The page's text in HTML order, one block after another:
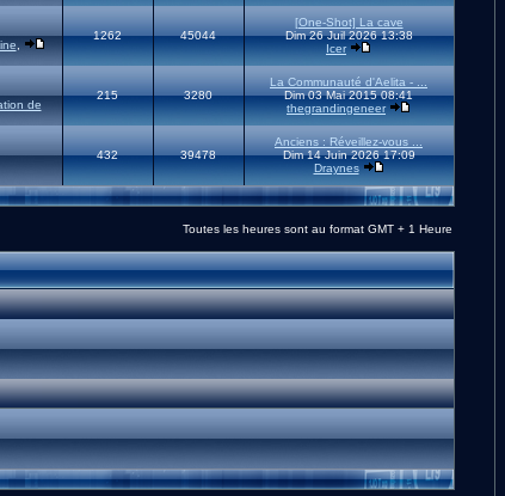
1262 45044
[One-Shot] La cave
Dim 26 Juil 2026 13:38
Icer
de
215 3280
La Communauté d'Aelita - ...
Dim 03 Mai 2015 08:41
thegrandingeneer
432 39478
Anciens : Réveillez-vous ...
Dim 14 Juin 2026 17:09
Draynes
Toutes les heures sont au format GMT + 1 Heure